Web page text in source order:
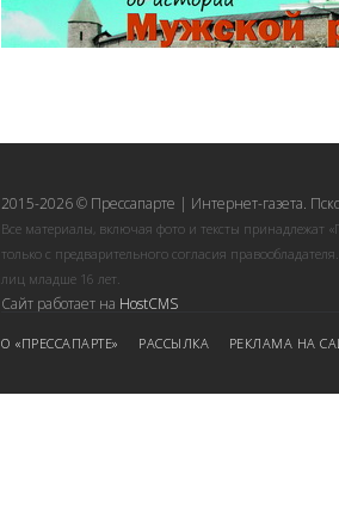
2015-2026 © Прессапарте | Интернет-газета.
Все материалы, включая фото и тексты принадлежат
только с предварительного согласия
лиц младше 16 лет.
Сайт работает на HostCMS
О «ПРЕССАПАРТЕ» РАССЫЛКА РЕКЛАМА НА